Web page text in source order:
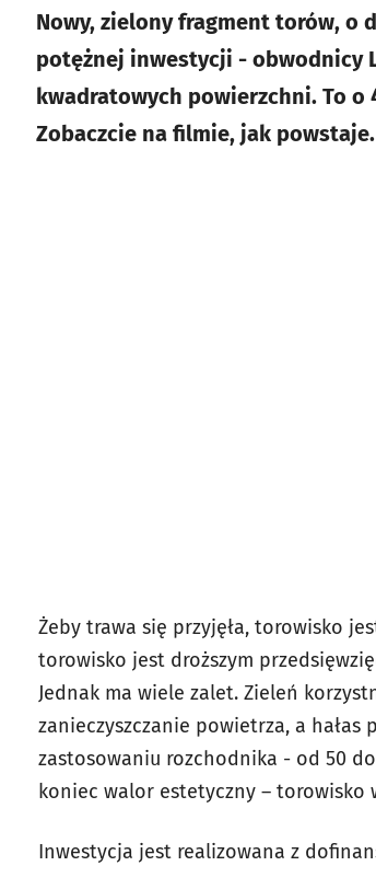
Nowy, zielony fragment torów, o
potężnej inwestycji - obwodnicy
kwadratowych powierzchni. To o
Zobaczcie na filmie, jak powstaje.
Żeby trawa się przyjęła, torowisko
torowisko jest droższym
Jednak ma wiele zalet. Zieleń
zanieczyszczanie powietrza, a
zastosowaniu rozchodnika - od 50
koniec walor estetyczny – torowisko
Inwestycja jest realizowana z